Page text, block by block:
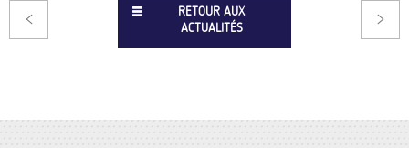
RETOUR AUX
ACTUALITÉS